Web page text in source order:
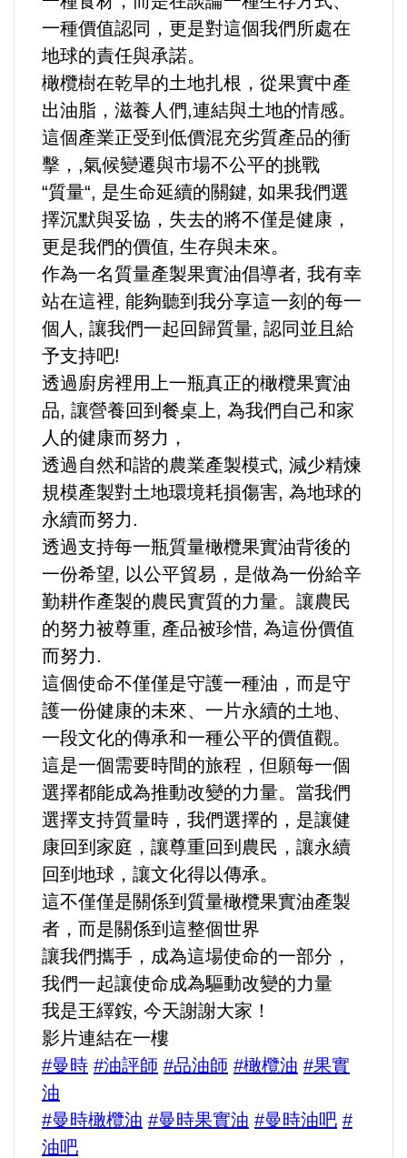
一種價值認同，更是對這個我們所處在
地球的責任與承諾。
橄欖樹在乾旱的土地扎根，從果實中產
出油脂，滋養人們,連結與土地的情感。
這個產業正受到低價混充劣質產品的衝
擊，,氣候變遷與市場不公平的挑戰
“質量“, 是生命延續的關鍵, 如果我們選
擇沉默與妥協，失去的將不僅是健康，
更是我們的價值, 生存與未來。
作為一名質量產製果實油倡導者, 我有幸
站在這裡, 能夠聽到我分享這一刻的每一
個人, 讓我們一起回歸質量, 認同並且給
予支持吧!
透過廚房裡用上一瓶真正的橄欖果實油
品, 讓營養回到餐桌上, 為我們自己和家
人的健康而努力，
透過自然和諧的農業產製模式, 減少精煉
規模產製對土地環境耗損傷害, 為地球的
永續而努力.
透過支持每一瓶質量橄欖果實油背後的
一份希望, 以公平貿易，是做為一份給辛
勤耕作產製的農民實質的力量。讓農民
的努力被尊重, 產品被珍惜, 為這份價值
而努力.
這個使命不僅僅是守護一種油，而是守
護一份健康的未來、一片永續的土地、
一段文化的傳承和一種公平的價值觀。
這是一個需要時間的旅程，但願每一個
選擇都能成為推動改變的力量。當我們
選擇支持質量時，我們選擇的，是讓健
康回到家庭，讓尊重回到農民，讓永續
回到地球，讓文化得以傳承。
這不僅僅是關係到質量橄欖果實油產製
者，而是關係到這整個世界
讓我們攜手，成為這場使命的一部分，
我們一起讓使命成為驅動改變的力量
我是王繹銨, 今天謝謝大家！
影片連結在一樓
#曼時 #油評師 #品油師 #橄欖油 #果實
油
#曼時橄欖油 #曼時果實油 #曼時油吧 #
油吧